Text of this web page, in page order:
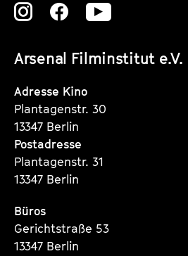
Arsenal Filminstitut e.V.
Zu
Instagram
Seite
Zu
Instagram
Seite
Zu
Instagram
Adresse Kino
Plantagenstr. 30
13347 Berlin
Postadresse
Plantagenstr. 31
13347 Berlin
Büros
Gerichtstraße 53
13347 Berlin